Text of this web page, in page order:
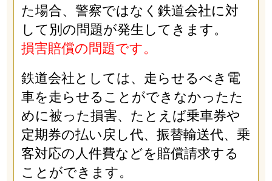
た場合、警察ではなく鉄道会社に対
して別の問題が発生してきます。
損害賠償の問題です。
鉄道会社としては、走らせるべき電
車を走らせることができなかったた
めに被った損害、たとえば乗車券や
定期券の払い戻し代、振替輸送代、乗
客対応の人件費などを賠償請求する
ことができます。